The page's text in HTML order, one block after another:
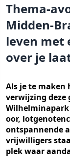
Thema-
Midden-
leven met
over je
Als je te maken
verwijzing
oor,
ontspannende
vrijwilligers
plek waar